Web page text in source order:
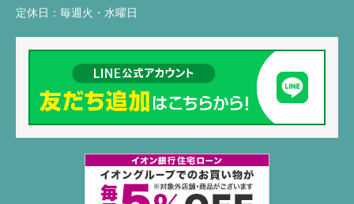
定休日： 毎週火・水曜日